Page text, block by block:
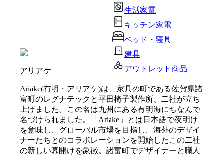
生活家電
キッチン家電
ベッド・寝具
建具
アウトレット商品
アリアケ
Ariake(有明・アリアケ)は、家具の町である佐賀県諸
富町のレグナテックと平田椅子製作所、二社が立ち
上げました。この名は九州にある有明海にちなんで
名づけられました。「Ariake」とは日本語で夜明け
を意味し、グローバル市場を目指し、海外のデザイ
ナーたちとのコラボレーションを開始したこの二社
の新しい幕開けを象徴。諸富町でデザイナーと職人